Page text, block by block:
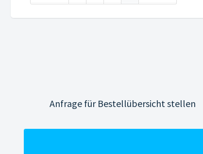
Anfrage für Bestellübersicht stellen